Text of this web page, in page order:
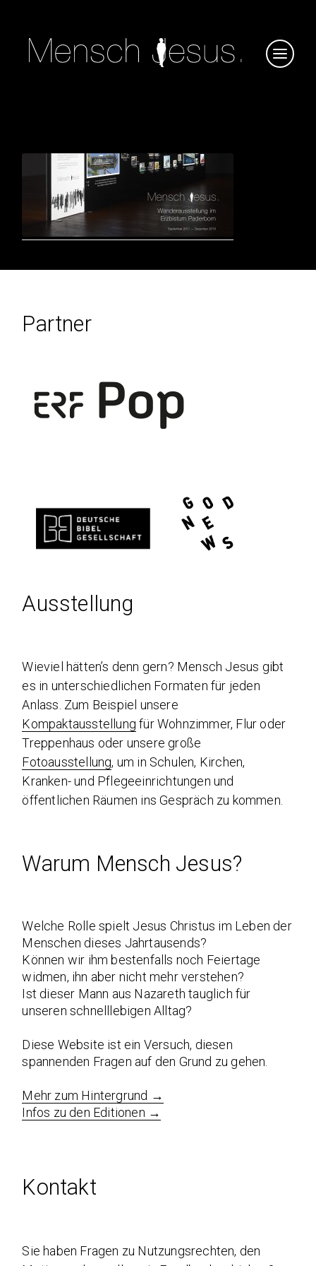
Partner
Ausstellung
Wieviel hätten’s denn gern? Mensch Jesus gibt
es in unterschiedlichen Formaten für jeden
Anlass. Zum Beispiel unsere
Kompaktausstellung für Wohnzimmer, Flur oder
Treppenhaus oder unsere große
Fotoausstellung, um in Schulen, Kirchen,
Kranken- und Pflegeeinrichtungen und
öffentlichen Räumen ins Gespräch zu kommen.
Warum Mensch Jesus?
Welche Rolle spielt Jesus Christus im Leben der
Menschen dieses Jahrtausends?
Können wir ihm bestenfalls noch Feiertage
widmen, ihn aber nicht mehr verstehen?
Ist dieser Mann aus Nazareth tauglich für
unseren schnelllebigen Alltag?
Diese Website ist ein Versuch, diesen
spannenden Fragen auf den Grund zu gehen.
Mehr zum Hintergrund →
Infos zu den Editionen →
Kontakt
Sie haben Fragen zu Nutzungsrechten, den